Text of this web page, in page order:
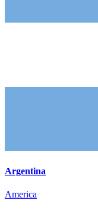
Argentina
America